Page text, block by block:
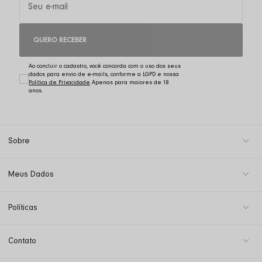
QUERO RECEBER
Ao concluir o cadastro, você concorda com o uso dos seus
dados para envio de e-mails, conforme a LGPD e nossa
Política de Privacidade
Sobre
Meus Dados
Políticas
Contato